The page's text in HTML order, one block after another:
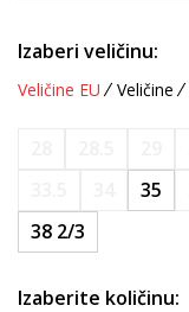
Izaberi veličinu:
Veličine EU Veličine
35
38 2/3
Izaberite količinu: